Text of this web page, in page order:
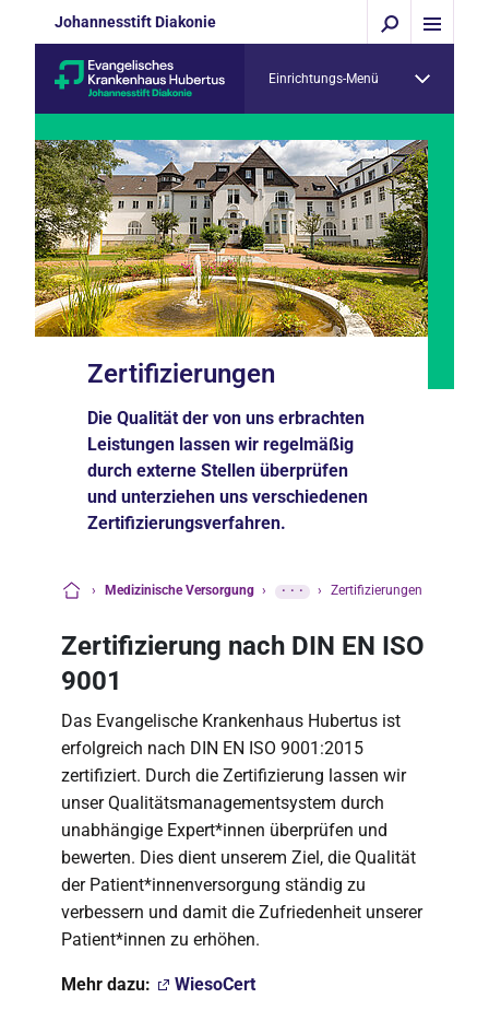
Johannesstift Diakonie
Einrichtungs-Menü
Zertifizierungen
Die Qualität der von uns erbrachten
Leistungen lassen wir regelmäßig
durch externe Stellen überprüfen
und unterziehen uns verschiedenen
Zertifizierungsverfahren.
› Medizinische Versorgung › ··· › Zertifizierungen
Zertifizierung nach DIN EN ISO
9001
Das Evangelische Krankenhaus Hubertus ist
erfolgreich nach DIN EN ISO 9001:2015
zertifiziert. Durch die Zertifizierung lassen wir
unser Qualitätsmanagementsystem durch
unabhängige Expert*innen überprüfen und
bewerten. Dies dient unserem Ziel, die Qualität
der Patient*innenversorgung ständig zu
verbessern und damit die Zufriedenheit unserer
Patient*innen zu erhöhen.
Mehr dazu: WiesoCert